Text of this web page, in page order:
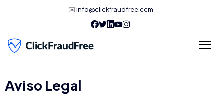
✉️info@clickfraudfree.com
Aviso Legal